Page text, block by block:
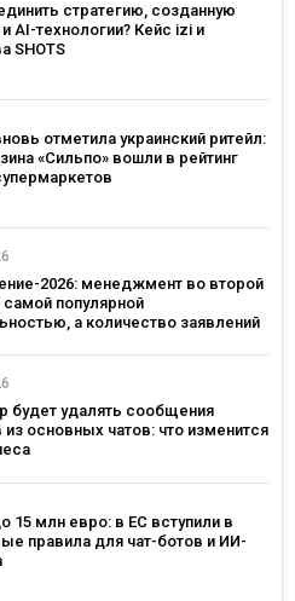
стратегию, созданную
AI-технологии? Кейс izi и
SHOTS
отметила украинский ритейл:
«Сильпо» вошли в рейтинг
2026: менеджмент во второй
самой популярной
а количество заявлений
будет удалять сообщения
основных чатов: что изменится
15 млн евро: в ЕС вступили в
правила для чат-ботов и ИИ-